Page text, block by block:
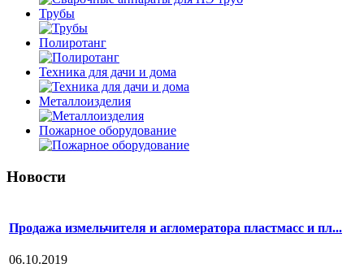
Трубы
Полиротанг
Техника для дачи и дома
Металлоизделия
Пожарное оборудование
Новости
Продажа измельчителя и агломератора пластмасс и пл...
06.10.2019